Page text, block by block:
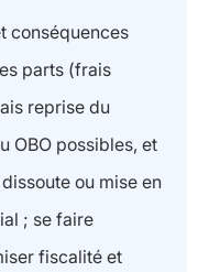
conséquences
parts (frais
reprise du
OBO possibles, et
ou mise en
; se faire
fiscalité et